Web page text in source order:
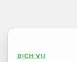
nội
DỊCH VỤ